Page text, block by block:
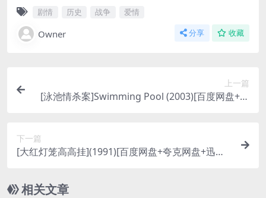
剧情 历史 战争 爱情
Owner 分享 收藏
上一篇
[泳池情杀案]Swimming Pool (2003)[百度网盘+迅
下一篇
[大红灯笼高高挂](1991)[百度网盘+夸克网盘+迅雷
幕]
相关文章